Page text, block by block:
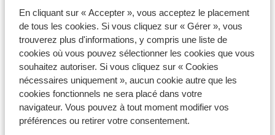
En cliquant sur « Accepter », vous acceptez le placement
de tous les cookies. Si vous cliquez sur « Gérer », vous
trouverez plus d'informations, y compris une liste de
cookies où vous pouvez sélectionner les cookies que vous
souhaitez autoriser. Si vous cliquez sur « Cookies
nécessaires uniquement », aucun cookie autre que les
cookies fonctionnels ne sera placé dans votre
navigateur. Vous pouvez à tout moment modifier vos
préférences ou retirer votre consentement.
hébergement et vol inclus, pour des tarifs très
intéressants, même pendant les
vacances scolaires
Pour satisfaire pleinement votre tribu, nous vous avons
sélectionné des hôtels et clubs convenant aux parents,
comme aux enfants : de belles chambres familiales
confortables à souhait, des menus ou buffets adaptés
aux enfants… Si vous voulez profiter pleinement, sous
le soleil, optez pour des hôtels avec piscines où petits
et grands seront ravis de se rafraîchir. Certains
hébergements comprennent même des bassins séparés